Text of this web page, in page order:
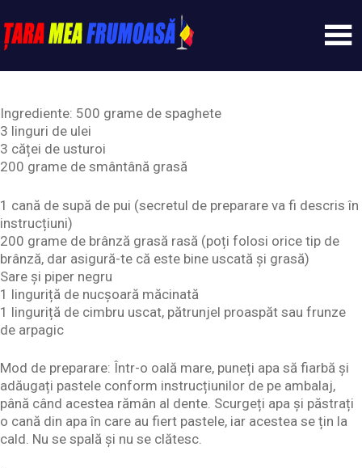
to
content
Tarameafrumoasa
Ingrediente: 500 grame de spaghete
3 linguri de ulei
3 căței de usturoi
200 grame de smântână grasă
1 cană de supă de pui (secretul de preparare va fi descris în
instrucțiuni)
200 grame de brânză grasă rasă (poți folosi orice tip de
brânză, dar asigură-te că este bine uscată și grasă)
Sare și piper negru
1 linguriță de nucșoară măcinată
1 linguriță de cimbru uscat, pătrunjel proaspăt sau frunze
de arpagic
Mod de preparare: Într-o oală mare, puneți apa să fiarbă și
adăugați pastele conform instrucțiunilor de pe ambalaj,
până când acestea rămân al dente. Scurgeți apa și păstrați
o cană din apa în care au fiert pastele, iar acestea se țin la
cald. Nu se spală și nu se clătesc.